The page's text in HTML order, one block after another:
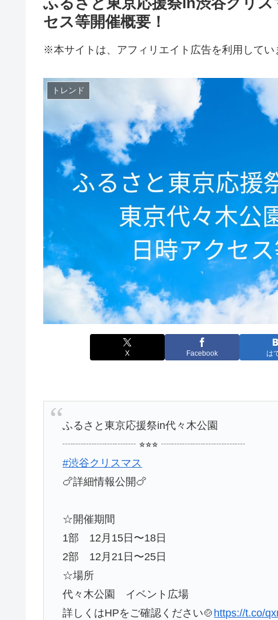
セス等開催概要！
※本サイトは、アフィリエイト広告を利用してい
トレンド
X Facebook は
ふるさと東京応援祭in代々木公園
┈┈┈┈┈┈┈ ⭐︎⭐︎⭐︎ ┈┈┈┈┈┈┈┈
#渋谷クリスマス
🍗詳細情報公開🍗
☆開催期間
1部 12月15日〜18日
2部 12月21日〜25日
☆場所
代々木公園 イベント広場
詳しくはHPをご確認ください🍲 https://t.co/